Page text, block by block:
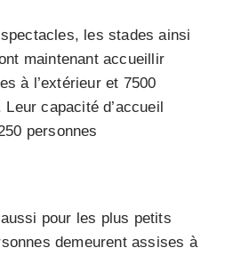
les stades ainsi
maintenant accueillir
à l’extérieur et 7500
capacité d’accueil
personnes
pour les plus petits
demeurent assises à